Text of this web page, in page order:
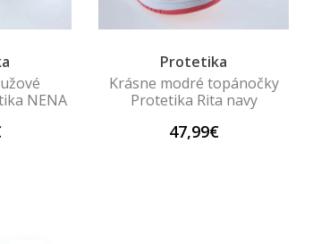
NENA
Protetika
Krásne modré topánočky
Protetika Rita navy
47,99€